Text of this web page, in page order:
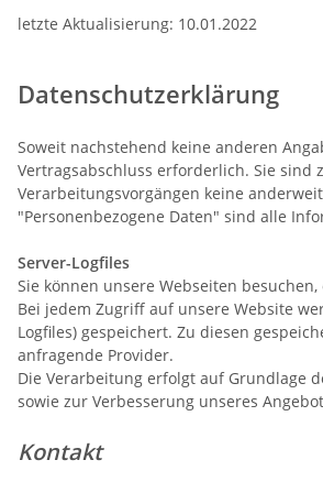
letzte Aktualisierung: 10.01.2022
Datenschutzerklärung
Soweit nachstehend keine anderen
Vertragsabschluss erforderlich. Sie
Verarbeitungsvorgängen keine
"Personenbezogene Daten" sind alle
Server-Logfiles
Sie können unsere Webseiten
Bei jedem Zugriff auf unsere Website
Logfiles) gespeichert. Zu diesen
anfragende Provider.
Die Verarbeitung erfolgt auf Grundlage
sowie zur Verbesserung unseres
Kontakt